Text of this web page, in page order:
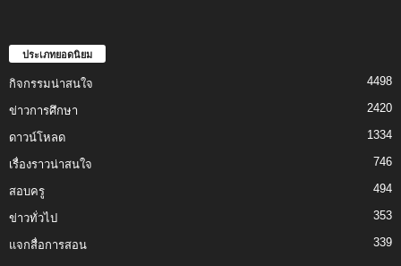
ประเภทยอดนิยม
กิจกรรมน่าสนใจ 4498
ข่าวการศึกษา 2420
ดาวน์โหลด 1334
เรื่องราวน่าสนใจ 746
สอบครู 494
ข่าวทั่วไป 353
แจกสื่อการสอน 339